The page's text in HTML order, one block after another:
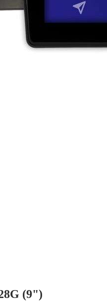
(9")